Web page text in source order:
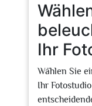
Ihr
Wählen Sie
Ihr